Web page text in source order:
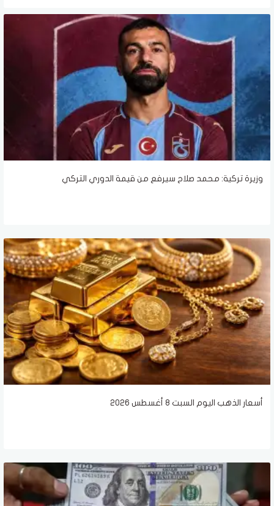
وزيرة تركية: محمد صلاح سيرفع من قيمة الدوري التركي
أسعار الذهب اليوم السبت 8 أغسطس 2026